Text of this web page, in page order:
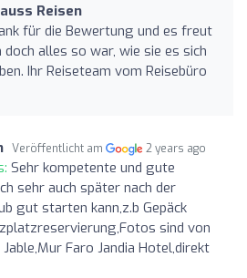
Reisen
für die Bewertung und es freut
doch alles so war, wie sie es sich
Ihr Reiseteam vom Reisebüro
Veröffentlicht am 2 years ago
Sehr kompetente und gute
sehr auch später nach der
gut starten kann,z.b Gepäck
sind von
Faro Jandia Hotel,direkt